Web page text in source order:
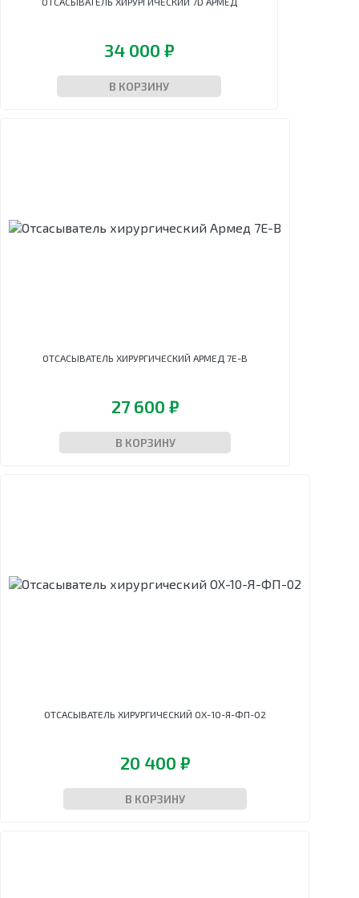
34 000 ₽
В КОРЗИНУ
ОТСАСЫВАТЕЛЬ ХИРУРГИЧЕСКИЙ АРМЕД 7Е-В
27 600 ₽
В КОРЗИНУ
ОТСАСЫВАТЕЛЬ ХИРУРГИЧЕСКИЙ ОХ-10-Я-ФП-02
20 400 ₽
В КОРЗИНУ